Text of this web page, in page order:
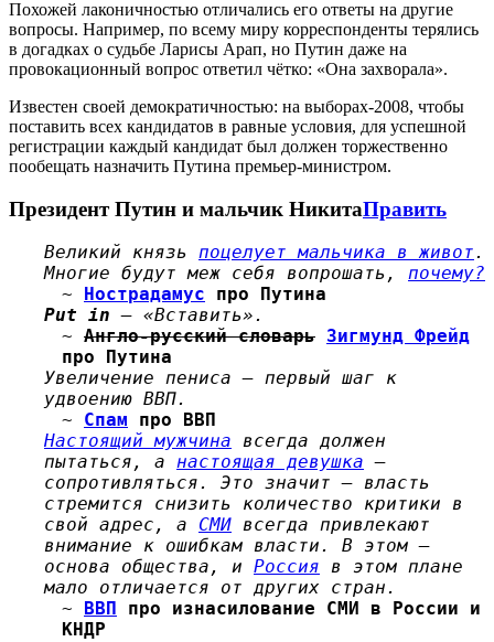
Похожей лаконичностью отличались его ответы на другие
вопросы. Например, по всему миру корреспонденты терялись
в догадках о судьбе Ларисы Арап, но Путин даже на
провокационный вопрос ответил чётко: «Она захворала».
Известен своей демократичностью: на выборах-2008, чтобы
поставить всех кандидатов в равные условия, для успешной
регистрации каждый кандидат был должен торжественно
пообещать назначить Путина премьер-министром.
Президент Путин и мальчик НикитаПравить
Великий князь поцелует мальчика в живот.
Многие будут меж себя вопрошать, почему?
~
Нострадамус про Путина
Put in — «Вставить».
~ Англо-русский словарь Зигмунд Фрейд
про Путина
Увеличение пениса — первый шаг к
удвоению ВВП.
~ Спам про ВВП
Настоящий мужчина всегда должен
пытаться, а настоящая девушка —
сопротивляться. Это значит — власть
стремится снизить количество критики в
свой адрес, а СМИ всегда привлекают
внимание к ошибкам власти. В этом —
основа общества, и Россия в этом плане
мало отличается от других стран.
~
ВВП
про изнасилование СМИ в России и
КНДР